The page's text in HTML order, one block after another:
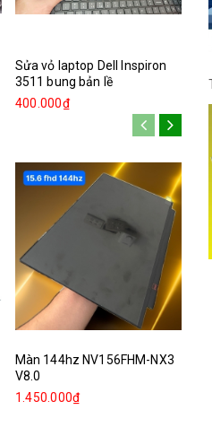
Sửa vỏ laptop Dell Inspiron
3511 bung bản lề
400.000₫
Màn 144hz NV156FHM-NX3
V8.0
1.450.000₫